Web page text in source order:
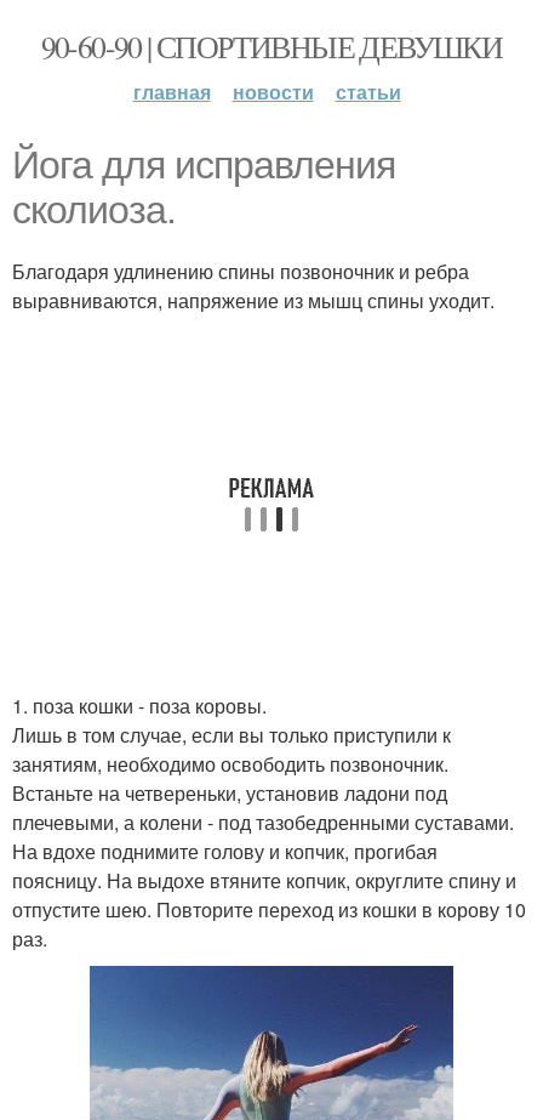
90-60-90 | СПОРТИВНЫЕ ДЕВУШКИ
главная новости статьи
Йога для исправления
сколиоза.
Благодаря удлинению спины позвоночник и ребра
выравниваются, напряжение из мышц спины уходит.
1. поза кошки - поза коровы.
Лишь в том случае, если вы только приступили к
занятиям, необходимо освободить позвоночник.
Встаньте на четвереньки, установив ладони под
плечевыми, а колени - под тазобедренными суставами.
На вдохе поднимите голову и копчик, прогибая
поясницу. На выдохе втяните копчик, округлите спину и
отпустите шею. Повторите переход из кошки в корову 10
раз.